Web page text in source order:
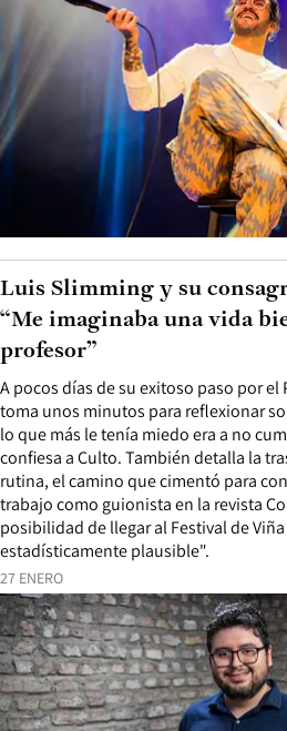
27 ENERO
A pocos días de su exitoso paso por
toma unos minutos para reflexionar
lo que más le tenía miedo era a no
confiesa a Culto. También detalla la
rutina, el camino que cimentó para
trabajo como guionista en la revista
posibilidad de llegar al Festival de
estadísticamente plausible".
Luis Slimming y su
“Me imaginaba una vida
profesor”